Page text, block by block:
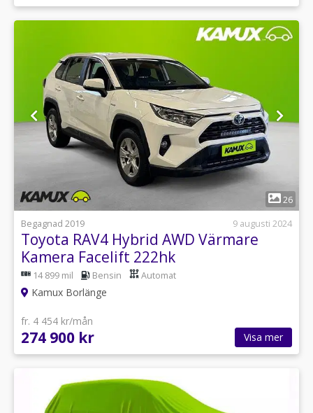
1
26
Begagnad 2019
9 augusti 2024
Toyota RAV4 Hybrid AWD Värmare
Kamera Facelift 222hk
14 899 mil Bensin Automat
Kamux Borlänge
fr. 4 454 kr/mån
274 900 kr Visa mer